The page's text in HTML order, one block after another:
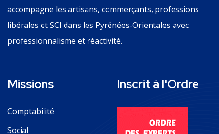
accompagne les artisans, commerçants, professions
libérales et SCI dans les Pyrénées-Orientales avec
professionnalisme et réactivité.
Missions
Comptabilité
Social
Inscrit à l'Ordre